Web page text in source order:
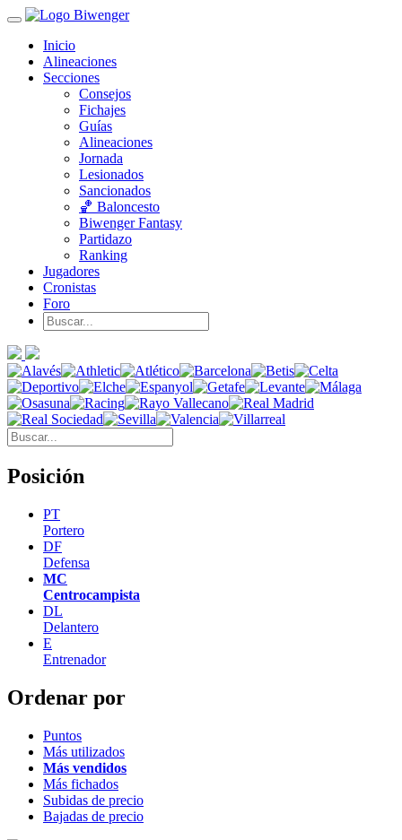
Inicio
Alineaciones
Secciones
Consejos
Fichajes
Guías
Alineaciones
Jornada
Lesionados
Sancionados
🏀 Baloncesto
Biwenger Fantasy
Partidazo
Ranking
Jugadores
Cronistas
Foro
Posición
PT
Portero
DF
Defensa
MC
Centrocampista
DL
Delantero
E
Entrenador
Ordenar por
Puntos
Más utilizados
Más vendidos
Más fichados
Subidas de precio
Bajadas de precio